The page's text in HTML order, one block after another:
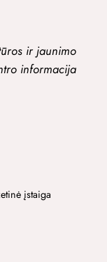
ir jaunimo
informacija
įstaiga